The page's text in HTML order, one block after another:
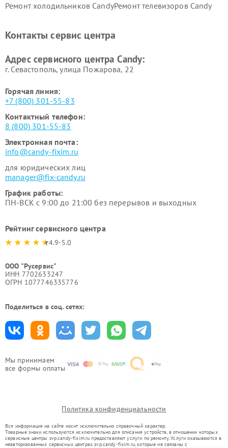
Мы принимаем
все формы оплаты
Ремонт холодильников CandyРемонт телевизоров Candy
Контакты сервис центра
Адрес сервисного центра Candy:
г. Севастополь, улица Пожарова, 22
Горячая линия:
+7 (800) 301-55-83
Контактный телефон:
8 (800) 301-55-83
Электронная почта:
info@candy-fixim.ru
для юридических лиц
manager@fix-candy.ru
График работы:
ПН-ВСК с 9:00 до 21:00 без перерывов и выходных
Рейтинг сервисного центра
4.9-5.0
ООО "Русервис"
ИНН 7702633247
ОГРН 1077746335776
Поделиться в соц. сетях:
Политика конфиденциальности
Вся информация на сайте носит исключительно справочный характер.
Товарные знаки используются исключительно для описания устройств, в отношении которых
сервисные центры svp.candy-fixim.ru предоставляют услуги по ремонту. Услуги оказываются в
неавторизованных сервисных центрах svp.candy-fixim.ru, которые не связаны с